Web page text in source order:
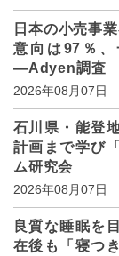
日本の小売事
意向は97％
―Adyen調査
2026年08月07日
石川県・能登
計画まで学び
ム研究会
2026年08月07日
良質な睡眠を
在後も「寝つ